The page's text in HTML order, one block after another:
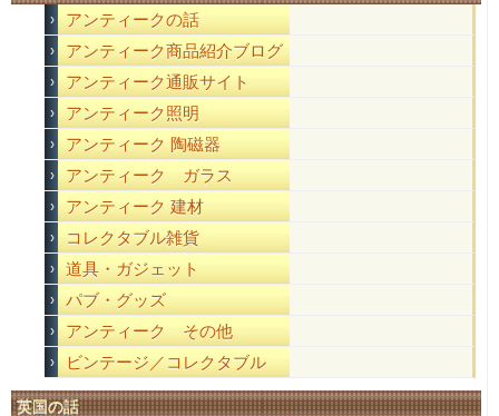
アンティークの話
アンティーク商品紹介ブログ
アンティーク通販サイト
アンティーク照明
アンティーク 陶磁器
アンティーク ガラス
アンティーク 建材
コレクタブル雑貨
道具・ガジェット
パブ・グッズ
アンティーク その他
ビンテージ／コレクタブル
英国の話